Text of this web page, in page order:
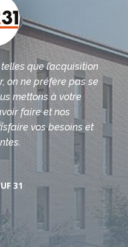
que l’acquisition
on ne préfère pas se
mettons à votre
faire et nos
vos besoins et
31